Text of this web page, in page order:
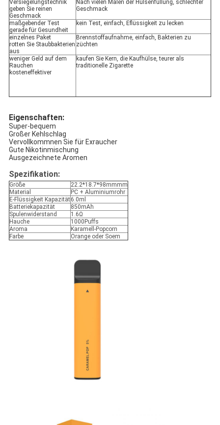
Versiegelungstechnik
geben Sie reinen
Geschmack
Nach vielen Malen der Hülsenfüllung, schlechter
Geschmack
maßgebender Test
gerade für Gesundheit
kein Test, einfach, Eflüssigkeit zu lecken
einzelnes Paket
rotten Sie Staubbakterien
aus
Brennstoffaufnahme, einfach, Bakterien zu
züchten
weniger Geld auf dem
Rauchen
kosteneffektiver
kaufen Sie Kern, die Kaufhülse, teurer als
traditionelle Zigarette
Eigenschaften:
Super-bequem
Großer Kehlschlag
Vervollkommnen Sie für Exraucher
Gute Nikotinmischung
Ausgezeichnete Aromen
Spezifikation:
Größe
22.2*18.7*98mmmm
Material
PC + Aluminiumrohr
E-Flüssigkeit Kapazität6.0ml
Batteriekapazität
850mAh
Spulenwiderstand
1.6Ω
Hauche
1000Puffs
Aroma
Karamell-Popcorn
Farbe
Orange oder Soem